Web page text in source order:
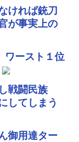
ければ銃刀
が事実上の
ワースト１位
戦闘民族
してしまう
御用達ター